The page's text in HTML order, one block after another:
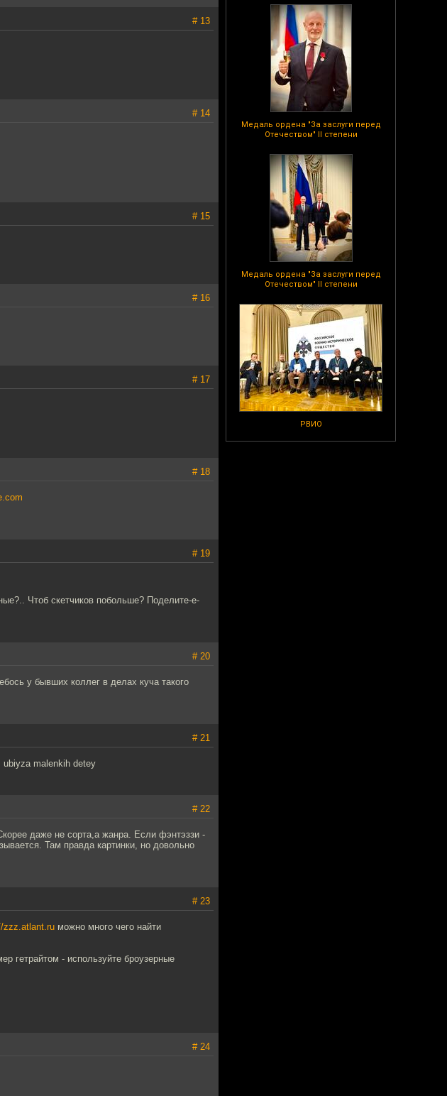
Медаль ордена "За заслуги перед
Отечеством" II степени
Медаль ордена "За заслуги перед
Отечеством" II степени
РВИО
# 13
# 14
# 15
# 16
# 17
# 18
# 19
Чтоб скетчиков побольше? Поделите-е-
# 20
у бывших коллег в делах куча такого
# 21
malenkih detey
# 22
даже не сорта,а жанра. Если фэнтэззи -
Там правда картинки, но довольно
# 23
zzz.atlant.ru можно много чего найти
гетрайтом - используйте броузерные
# 24